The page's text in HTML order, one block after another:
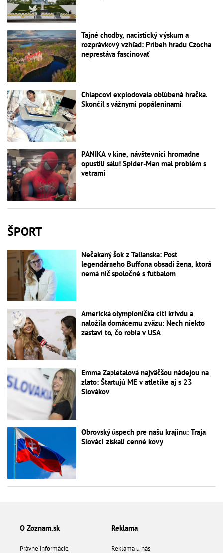
Tajné chodby, nacistický výskum a
rozprávkový vzhľad: Príbeh hradu Czocha
neprestáva fascinovať
Chlapcovi explodovala obľúbená hračka.
Skončil s vážnymi popáleninami
PANIKA v kine, návštevníci hromadne
opustili sálu! Spider-Man mal problém s
vetrami
ŠPORT
Nečakaný šok z Talianska: Post
legendárneho Buffona obsadí žena, ktorá
nemá nič spoločné s futbalom
Americká olympionička cíti krivdu a
naložila domácemu zväzu: Nech niekto
zastaví to, čo robia v USA
Emma Zapletalová najväčšou nádejou na
zlato: Štartujú ME v atletike aj s 23
Slovákov
Obrovský úspech pre našu krajinu: Traja
Slováci získali cenné kovy
O Zoznam.sk
Právne informácie
Reklama
Reklama u nás